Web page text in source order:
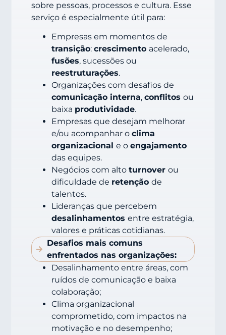
sobre pessoas, processos e cultura. Esse
serviço é especialmente útil para:
Empresas em momentos de
transição:crescimento acelerado,
fusões, sucessões ou
reestruturações.
Organizações com desafios de
comunicação interna,conflitosou
baixa produtividade.
Empresas que desejam melhorar
e/ou acompanhar oclima
organizacionale oengajamento
das equipes.
Negócios com altoturnoverou
dificuldade de retençãode
talentos.
Lideranças que percebem
desalinhamentosentre estratégia,
valores e práticas cotidianas.
Desafios mais comuns
enfrentados nas organizações:
Desalinhamento entre áreas, com
ruídos de comunicação e baixa
colaboração;
Clima organizacional
comprometido, com impactos na
motivação e no desempenho;